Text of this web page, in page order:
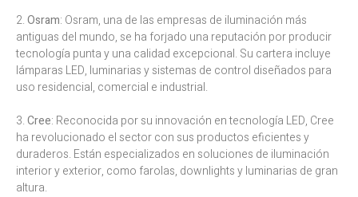
2.Osram: Osram, una de las empresas de iluminación más
antiguas del mundo, se ha forjado una reputación por producir
tecnología punta y una calidad excepcional. Su cartera incluye
lámparas LED, luminarias y sistemas de control diseñados para
uso residencial, comercial e industrial.
3.Cree: Reconocida por su innovación en tecnología LED, Cree
ha revolucionado el sector con sus productos eficientes y
duraderos. Están especializados en soluciones de iluminación
interior y exterior, como farolas, downlights y luminarias de gran
altura.